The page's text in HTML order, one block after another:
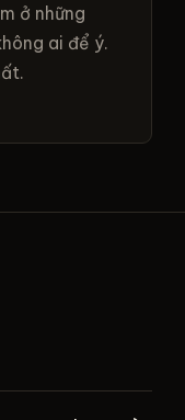
ở những
ai để ý.